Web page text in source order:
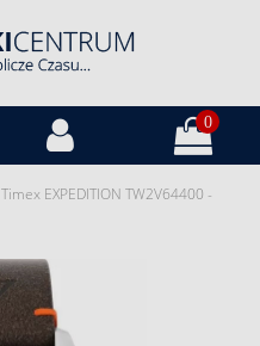
0
Timex EXPEDITION TW2V64400 -